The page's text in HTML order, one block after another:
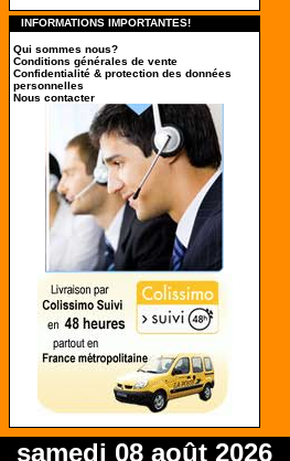
INFORMATIONS IMPORTANTES!
Qui sommes nous?
Conditions générales de vente
Confidentialité & protection des données
personnelles
Nous contacter
samedi 08 août 2026